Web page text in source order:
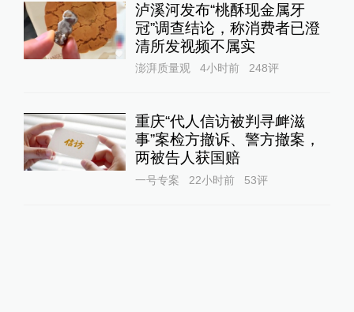
泸溪河发布“桃酥现金属牙
冠”调查结论，称消费者已澄
清所发视频不属实
澎湃质量观 4小时前 248评
重庆“代人信访被判寻衅滋
事”案检方撤诉、警方撤案，
两被告人获国赔
一号专案 22小时前 53评